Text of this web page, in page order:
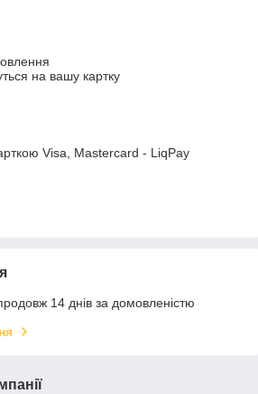
на вашу картку
Visa, Mastercard - LiqPay
14 днів за домовленістю